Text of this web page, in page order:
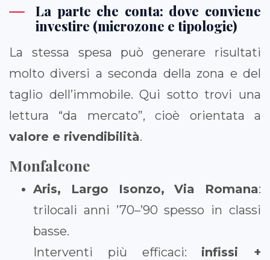
La parte che conta: dove conviene
investire (microzone e tipologie)
La stessa spesa può generare risultati
molto diversi a seconda della zona e del
taglio dell’immobile. Qui sotto trovi una
lettura “da mercato”, cioè orientata a
valore e rivendibilità.
Monfalcone
Aris, Largo Isonzo, Via Romana:
trilocali anni ’70–’90 spesso in classi
basse.
Interventi più efficaci: infissi +